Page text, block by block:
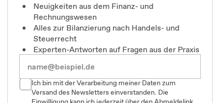
Neuigkeiten aus dem Finanz- und
Rechnungswesen
Alles zur Bilanzierung nach Handels- und
Steuerrecht
Experten-Antworten auf Fragen aus der Praxis
Ich bin mit der Verarbeitung meiner Daten zum
Versand des Newsletters einverstanden. Die